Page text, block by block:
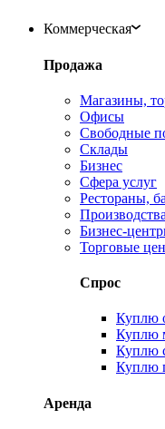
Коммерческая
Продажа
Магазины,
Офисы
Свободные
Склады
Бизнес
Сфера услуг
Рестораны,
Производства
Бизнес-
Торговые
Спрос
Куплю
Куплю
Куплю
Куплю
Аренда